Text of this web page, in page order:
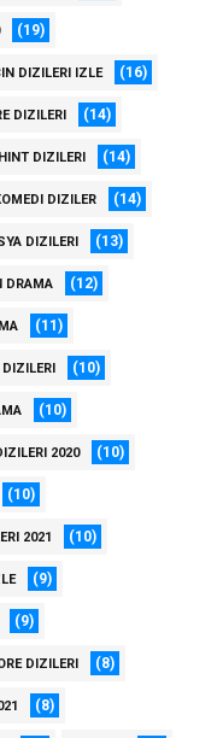
(19)
DIZILERI IZLE (16)
DIZILERI (14)
DIZILERI (14)
DIZILER (14)
DIZILERI (13)
DRAMA (12)
(11)
(10)
(10)
2020 (10)
(10)
2021 (10)
(9)
(9)
DIZILERI (8)
(8)